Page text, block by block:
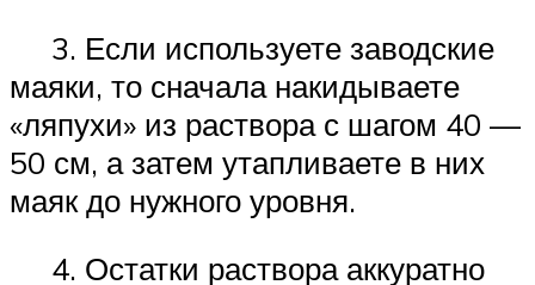
3. Если используете заводские
маяки, то сначала накидываете
«ляпухи» из раствора с шагом 40 —
50 см, а затем утапливаете в них
маяк до нужного уровня.
4. Остатки раствора аккуратно